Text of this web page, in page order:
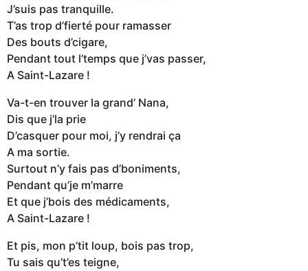
J’suis pas tranquille.
T’as trop d’fierté pour ramasser
Des bouts d’cigare,
Pendant tout l’temps que j’vas passer,
A Saint-Lazare !
Va-t-en trouver la grand’ Nana,
Dis que j’la prie
D’casquer pour moi, j’y rendrai ça
A ma sortie.
Surtout n’y fais pas d’boniments,
Pendant qu’je m’marre
Et que j’bois des médicaments,
A Saint-Lazare !
Et pis, mon p’tit loup, bois pas trop,
Tu sais qu’t’es teigne,